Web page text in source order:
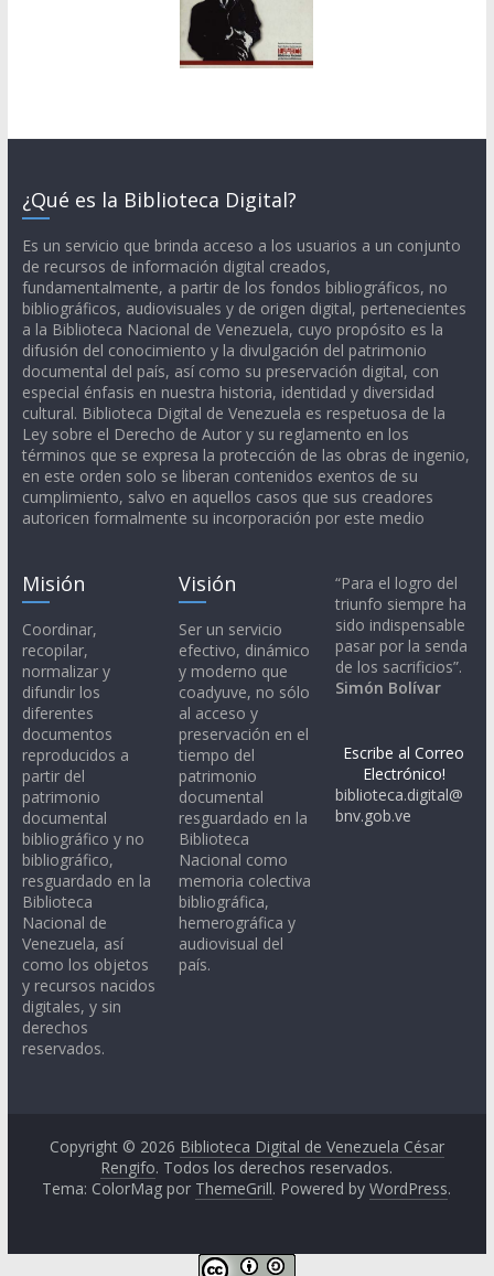
¿Qué es la Biblioteca Digital?
Es un servicio que brinda acceso a los usuarios a un conjunto
de recursos de información digital creados,
fundamentalmente, a partir de los fondos bibliográficos, no
bibliográficos, audiovisuales y de origen digital, pertenecientes
a la Biblioteca Nacional de Venezuela, cuyo propósito es la
difusión del conocimiento y la divulgación del patrimonio
documental del país, así como su preservación digital, con
especial énfasis en nuestra historia, identidad y diversidad
cultural. Biblioteca Digital de Venezuela es respetuosa de la
Ley sobre el Derecho de Autor y su reglamento en los
términos que se expresa la protección de las obras de ingenio,
en este orden solo se liberan contenidos exentos de su
cumplimiento, salvo en aquellos casos que sus creadores
autoricen formalmente su incorporación por este medio
Misión
Coordinar,
recopilar,
normalizar y
difundir los
diferentes
documentos
reproducidos a
partir del
patrimonio
documental
bibliográfico y no
bibliográfico,
resguardado en la
Biblioteca
Nacional de
Venezuela, así
como los objetos
y recursos nacidos
digitales, y sin
derechos
reservados.
Visión
Ser un servicio
efectivo, dinámico
y moderno que
coadyuve, no sólo
al acceso y
preservación en el
tiempo del
patrimonio
documental
resguardado en la
Biblioteca
Nacional como
memoria colectiva
bibliográfica,
hemerográfica y
audiovisual del
país.
“Para el logro del
triunfo siempre ha
sido indispensable
pasar por la senda
de los sacrificios”.
Simón Bolívar
Escribe al Correo
Electrónico!
biblioteca.digital@
bnv.gob.ve
Copyright © 2026 Biblioteca Digital de Venezuela César
Rengifo. Todos los derechos reservados.
Tema: ColorMag por ThemeGrill. Powered byWordPress.